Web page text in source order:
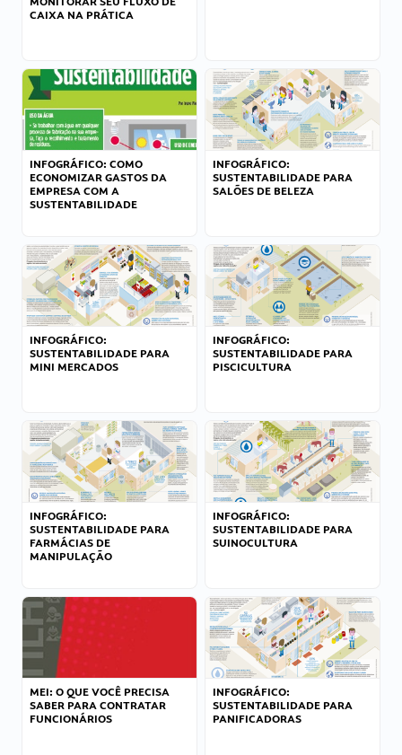
CAIXA NA PRÁTICA
INFOGRÁFICO: COMO
ECONOMIZAR GASTOS DA
EMPRESA COM A
SUSTENTABILIDADE
INFOGRÁFICO:
SUSTENTABILIDADE PARA
SALÕES DE BELEZA
INFOGRÁFICO:
SUSTENTABILIDADE PARA
MINI MERCADOS
INFOGRÁFICO:
SUSTENTABILIDADE PARA
PISCICULTURA
INFOGRÁFICO:
SUSTENTABILIDADE PARA
FARMÁCIAS DE
MANIPULAÇÃO
INFOGRÁFICO:
SUSTENTABILIDADE PARA
SUINOCULTURA
MEI: O QUE VOCÊ PRECISA
SABER PARA CONTRATAR
FUNCIONÁRIOS
INFOGRÁFICO:
SUSTENTABILIDADE PARA
PANIFICADORAS